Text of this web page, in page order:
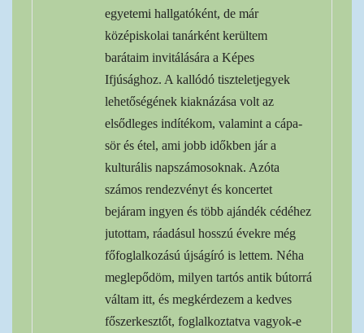
egyetemi hallgatóként, de már
középiskolai tanárként kerültem
barátaim invitálására a Képes
Ifjúsághoz. A kallódó tiszteletjegyek
lehetőségének kiaknázása volt az
elsődleges indítékom, valamint a cápa-
sör és étel, ami jobb időkben jár a
kulturális napszámosoknak. Azóta
számos rendezvényt és koncertet
bejáram ingyen és több ajándék cédéhez
jutottam, ráadásul hosszú évekre még
főfoglalkozású újságíró is lettem. Néha
meglepődöm, milyen tartós antik bútorrá
váltam itt, és megkérdezem a kedves
főszerkesztőt, foglalkoztatva vagyok-e